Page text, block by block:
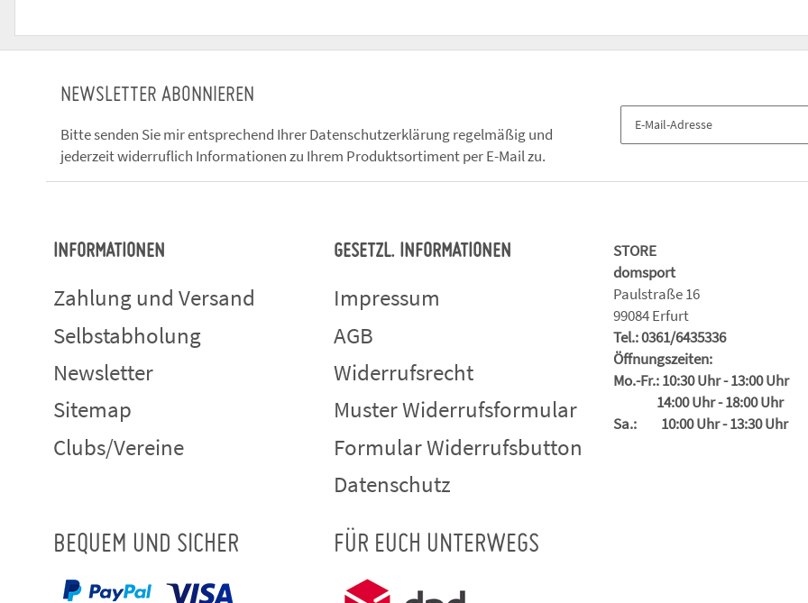
NEWSLETTER ABONNIEREN
Bitte senden Sie mir entsprechend IhrerDatenschutzerklärungregelmäßig und
jederzeit widerruflich Informationen zu Ihrem Produktsortiment per E-Mail zu.
INFORMATIONEN
Zahlung und Versand
Selbstabholung
Newsletter
Sitemap
Clubs/Vereine
GESETZL. INFORMATIONEN
Impressum
AGB
Widerrufsrecht
Muster Widerrufsformular
Formular Widerrufsbutton
Datenschutz
STORE
domsport
Paulstraße 16
99084 Erfurt
Tel.: 0361/6435336
Öffnungszeiten:
Mo.-Fr.: 10:30 Uhr - 13:00 Uhr
14:00 Uhr - 18:00 Uhr
Sa.: 10:00 Uhr - 13:30 Uhr
BEQUEM UND SICHER FÜR EUCH UNTERWEGS